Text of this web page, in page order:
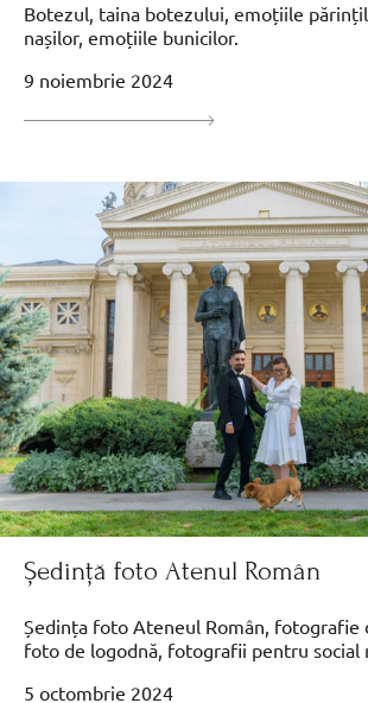
Botezul, taina botezului, emoțiile
nașilor, emoțiile bunicilor.
9 noiembrie 2024
Ședință foto Atenul Român
Ședința foto Ateneul Român, fotografie
foto de logodnă, fotografii pentru social
5 octombrie 2024